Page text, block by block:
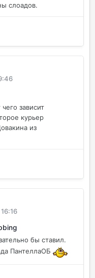
слоадов.
зависит
курьер
из
бы ставил.
ПантеллаОБ